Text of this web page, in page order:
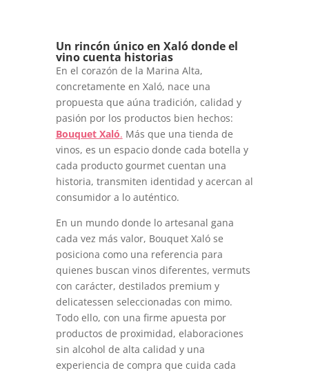
Un rincón único en Xaló donde el
vino cuenta historias
En el corazón de la Marina Alta,
concretamente en Xaló, nace una
propuesta que aúna tradición, calidad y
pasión por los productos bien hechos:
Bouquet Xaló. Más que una tienda de
vinos, es un espacio donde cada botella y
cada producto gourmet cuentan una
historia, transmiten identidad y acercan al
consumidor a lo auténtico.
En un mundo donde lo artesanal gana
cada vez más valor, Bouquet Xaló se
posiciona como una referencia para
quienes buscan vinos diferentes, vermuts
con carácter, destilados premium y
delicatessen seleccionadas con mimo.
Todo ello, con una firme apuesta por
productos de proximidad, elaboraciones
sin alcohol de alta calidad y una
experiencia de compra que cuida cada